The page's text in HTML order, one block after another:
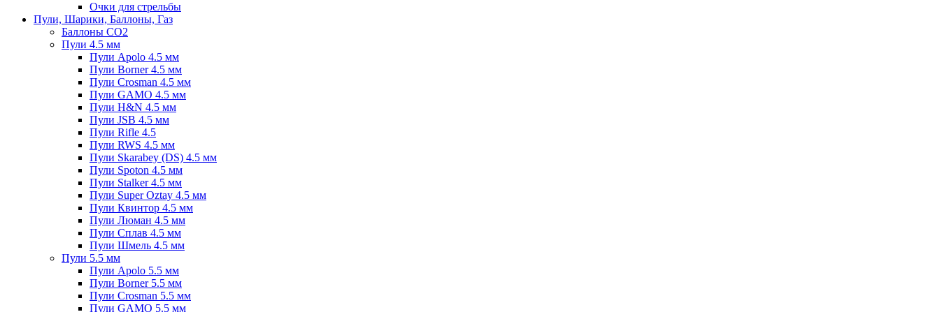
Очки для стрельбы
Пули, Шарики, Баллоны, Газ
Баллоны CO2
Пули 4.5 мм
Пули Apolo 4.5 мм
Пули Borner 4.5 мм
Пули Crosman 4.5 мм
Пули GAMO 4.5 мм
Пули H&N 4.5 мм
Пули JSB 4.5 мм
Пули Rifle 4.5
Пули RWS 4.5 мм
Пули Skarabey (DS) 4.5 мм
Пули Spoton 4.5 мм
Пули Stalker 4.5 мм
Пули Super Oztay 4.5 мм
Пули Квинтор 4.5 мм
Пули Люман 4.5 мм
Пули Сплав 4.5 мм
Пули Шмель 4.5 мм
Пули 5.5 мм
Пули Apolo 5.5 мм
Пули Borner 5.5 мм
Пули Crosman 5.5 мм
Пули GAMO 5.5 мм